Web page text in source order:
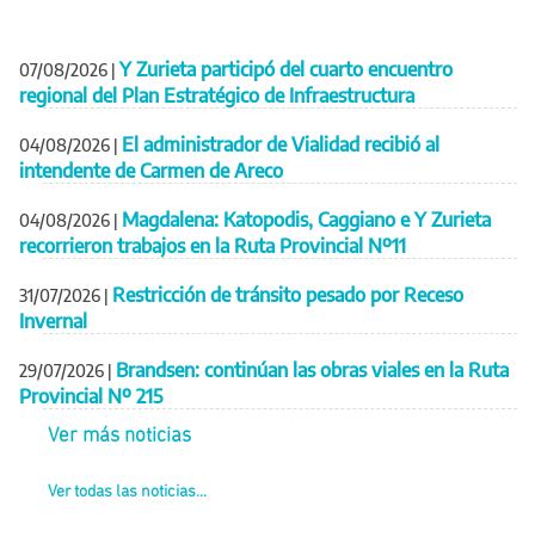
07/08/2026 | Y Zurieta participó del cuarto encuentro
regional del Plan Estratégico de Infraestructura
04/08/2026 | El administrador de Vialidad recibió al
intendente de Carmen de Areco
04/08/2026 | Magdalena: Katopodis, Caggiano e Y Zurieta
recorrieron trabajos en la Ruta Provincial Nº11
31/07/2026 | Restricción de tránsito pesado por Receso
Invernal
29/07/2026 | Brandsen: continúan las obras viales en la Ruta
Provincial Nº 215
Ver más noticias
Ver todas las noticias...